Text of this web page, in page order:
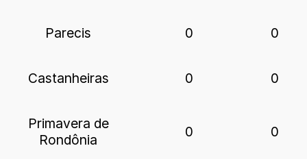
Parecis 0 0
Castanheiras 0 0
Primavera de
Rondônia
0 0